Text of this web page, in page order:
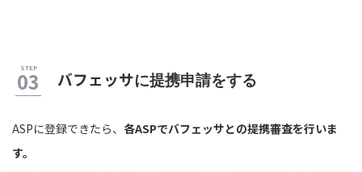
バフェッサに提携申請をする
ASPに登録できたら、 各ASPでバフェッサとの提携審査を行いま
す。